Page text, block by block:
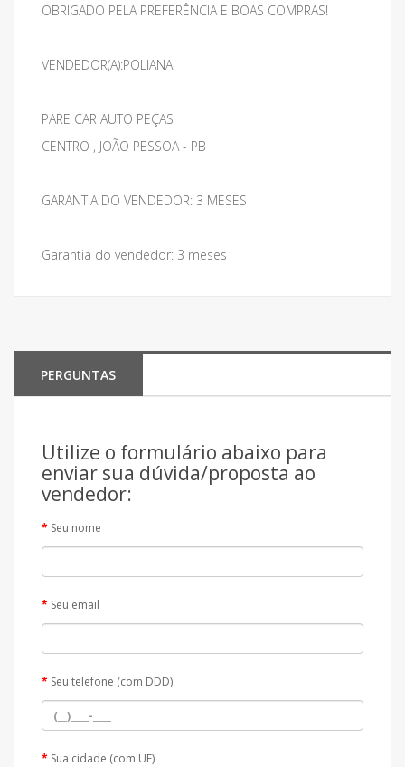
OBRIGADO PELA PREFERÊNCIA E BOAS COMPRAS!
VENDEDOR(A):POLIANA
PARE CAR AUTO PEÇAS
CENTRO , JOÃO PESSOA - PB
GARANTIA DO VENDEDOR: 3 MESES
Garantia do vendedor: 3 meses
PERGUNTAS
Utilize o formulário abaixo para
enviar sua dúvida/proposta ao
vendedor:
Seu nome
Seu email
Seu telefone (com DDD)
Sua cidade (com UF)